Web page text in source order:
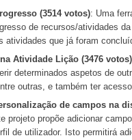
(3514 votos): Uma
de recursos/atividades
atividades que já foram
Atividade Lição (3476 votos)
determinados aspetos de
outras, e também ter
de campos na
projeto propõe adicionar
de utilizador. Isto permitirá